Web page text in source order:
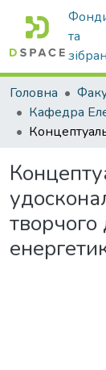
та
Головна
творчого